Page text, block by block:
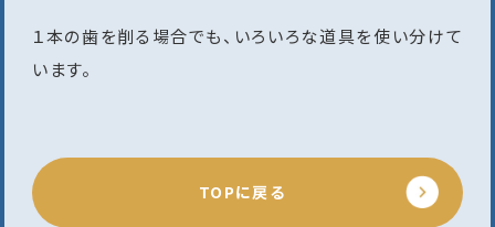
１本の歯を削る場合でも、いろいろな道具を使い分けて
います。
TOPに戻る